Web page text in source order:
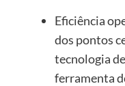
Eficiência
dos pontos
tecnologia
ferramenta